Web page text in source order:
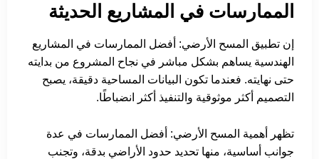
الممارسات في المشاريع الحديثة
إن تطبيق المسح الأرضي: أفضل الممارسات في المشاريع
الهندسية يساهم بشكل مباشر في نجاح المشروع من بدايته
حتى نهايته. فعندما تكون البيانات المساحية دقيقة، يصبح
التصميم أكثر موثوقية والتنفيذ أكثر انضباطًا.
تظهر أهمية المسح الأرضي: أفضل الممارسات في عدة
جوانب أساسية، منها تحديد حدود الأراضي بدقة، وتجنب